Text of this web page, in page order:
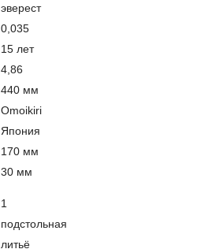
эверест
0,035
15 лет
4,86
440 мм
Omoikiri
Япония
170 мм
30 мм
1
подстольная
литьё